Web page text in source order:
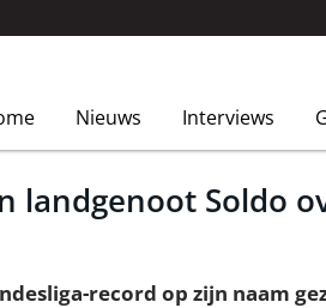
Nieuws Interviews
landgenoot Soldo
record op zijn naam